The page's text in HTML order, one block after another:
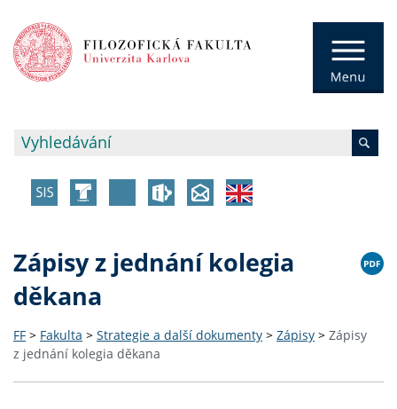
Zápisy z jednání kolegia
děkana
FF > Fakulta > Strategie a další dokumenty > Zápisy > Zápisy
z jednání kolegia děkana